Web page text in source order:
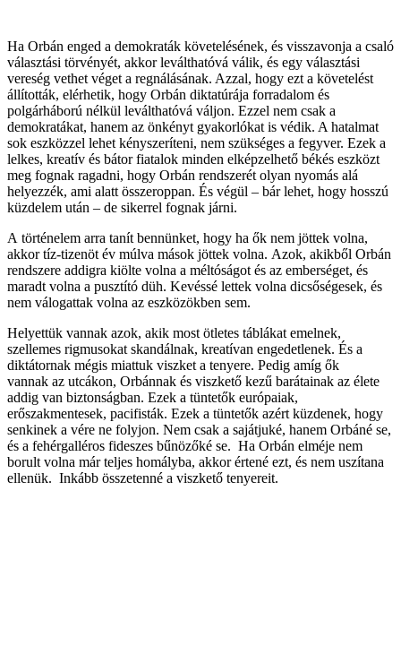
Ha Orbán enged a demokraták követelésének, és visszavonja a csaló
választási törvényét, akkor leválthatóvá válik, és egy választási
vereség vethet véget a regnálásának. Azzal, hogy ezt a követelést
állították, elérhetik, hogy Orbán diktatúrája forradalom és
polgárháború nélkül leválthatóvá váljon. Ezzel nem csak a
demokratákat, hanem az önkényt gyakorlókat is védik. A hatalmat
sok eszközzel lehet kényszeríteni, nem szükséges a fegyver. Ezek a
lelkes, kreatív és bátor fiatalok minden elképzelhető békés eszközt
meg fognak ragadni, hogy Orbán rendszerét olyan nyomás alá
helyezzék, ami alatt összeroppan. És végül – bár lehet, hogy hosszú
küzdelem után – de sikerrel fognak járni.
A történelem arra tanít bennünket, hogy ha ők nem jöttek volna,
akkor tíz-tizenöt év múlva mások jöttek volna. Azok, akikből Orbán
rendszere addigra kiölte volna a méltóságot és az emberséget, és
maradt volna a pusztító düh. Kevéssé lettek volna dicsőségesek, és
nem válogattak volna az eszközökben sem.
Helyettük vannak azok, akik most ötletes táblákat emelnek,
szellemes rigmusokat skandálnak, kreatívan engedetlenek. És a
diktátornak mégis miattuk viszket a tenyere. Pedig amíg ők
vannak az utcákon, Orbánnak és viszkető kezű barátainak az élete
addig van biztonságban. Ezek a tüntetők európaiak,
erőszakmentesek, pacifisták. Ezek a tüntetők azért küzdenek, hogy
senkinek a vére ne folyjon. Nem csak a sajátjuké, hanem Orbáné se,
és a fehérgalléros fideszes bűnözőké se. Ha Orbán elméje nem
borult volna már teljes homályba, akkor értené ezt, és nem uszítana
ellenük. Inkább összetenné a viszkető tenyereit.